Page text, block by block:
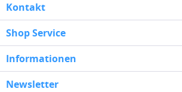
Kontakt
Shop Service
Informationen
Newsletter